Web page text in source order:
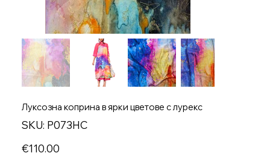
Луксозна коприна в ярки цветове с лурекс
SKU: SKU
P073HC
P073HC
Price
€110.00